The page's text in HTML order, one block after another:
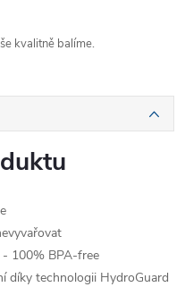
kvalitně balíme.
- 100% BPA-free
díky technologii HydroGuard